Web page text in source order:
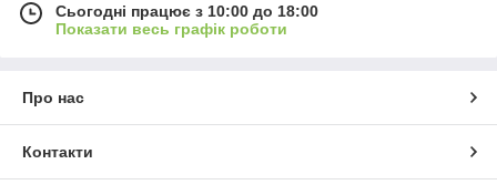
Сьогодні працює з 10:00 до 18:00
Показати весь графік роботи
Про нас
Контакти